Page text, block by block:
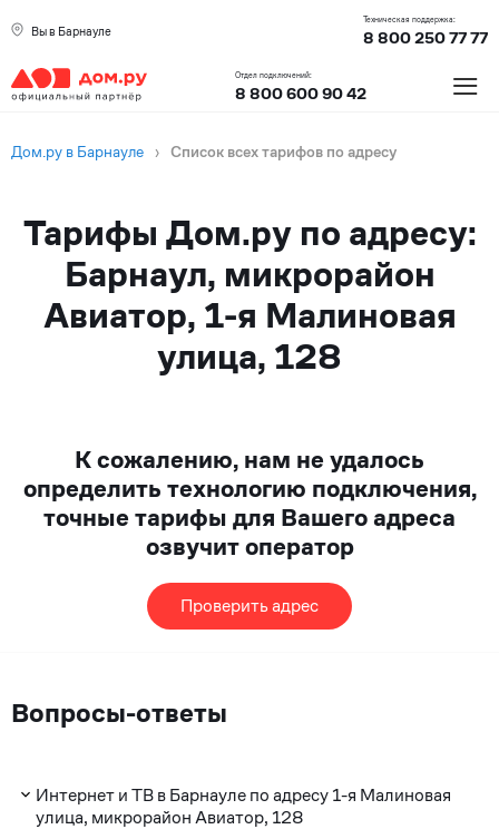
Вы в Барнауле
Техническая поддержка:
8 800 250 77 77
Отдел подключений:
8 800 600 90 42 ≡
Дом.ру в Барнауле › Список всех тарифов по адресу
Тарифы Дом.ру по адресу:
Барнаул, микрорайон
Авиатор, 1-я Малиновая
улица, 128
К сожалению, нам не удалось
определить технологию подключения,
точные тарифы для Вашего адреса
озвучит оператор
Проверить адрес
Вопросы-ответы
Интернет и ТВ в Барнауле по адресу 1-я Малиновая
улица, микрорайон Авиатор, 128